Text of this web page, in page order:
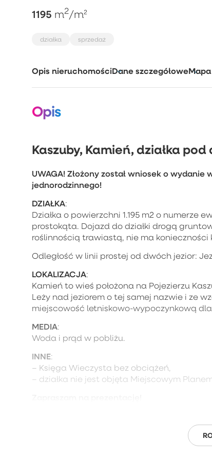
1195 m2/m²
działka sprzedaż
Opis nieruchomościDane szczegółoweMapa
Opis
Kaszuby, Kamień, działka pod
UWAGA! Złożony został wniosek o
jednorodzinnego!
DZIAŁKA:
Działka o powierzchni 1.195 m2 o numerze
prostokąta. Dojazd do działki drogą
roślinnością trawiastą, nie ma konieczności
Odległość w linii prostej od dwóch jezior:
LOKALIZACJA:
Kamień to wieś położona na Pojezierzu
Leży nad jeziorem o tej samej nazwie i ze
miejscowość letniskowo-wypoczynkową
MEDIA:
Woda i prąd w pobliżu.
INNE:
– Księga Wieczysta bez obciążeń,
– działka nie jest objęta Miejscowym